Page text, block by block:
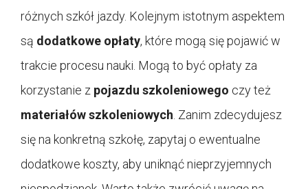
różnych szkół jazdy. Kolejnym istotnym aspektem
są dodatkowe opłaty, które mogą się pojawić w
trakcie procesu nauki. Mogą to być opłaty za
korzystanie z pojazdu szkoleniowego czy też
materiałów szkoleniowych . Zanim zdecydujesz
się na konkretną szkołę, zapytaj o ewentualne
dodatkowe koszty, aby uniknąć nieprzyjemnych